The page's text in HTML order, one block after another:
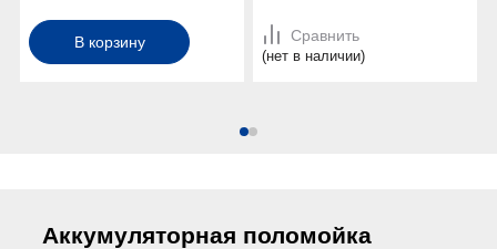
В корзину Сравнить
(нет в наличии)
Аккумуляторная поломойка